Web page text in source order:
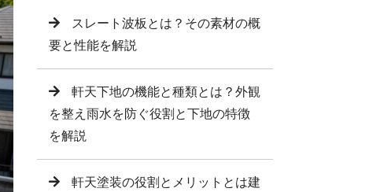
スレート波板とは？その素材の概
要と性能を解説
軒天下地の機能と種類とは？外観
を整え雨水を防ぐ役割と下地の特徴
を解説
軒天塗装の役割とメリットとは建